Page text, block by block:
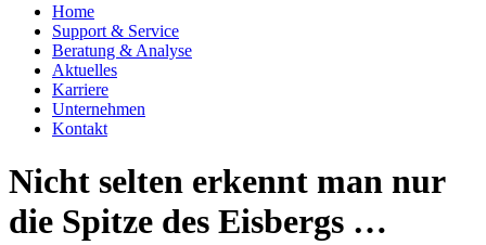
Home
Support & Service
Beratung & Analyse
Aktuelles
Karriere
Unternehmen
Kontakt
Nicht selten erkennt man nur
die Spitze des Eisbergs …